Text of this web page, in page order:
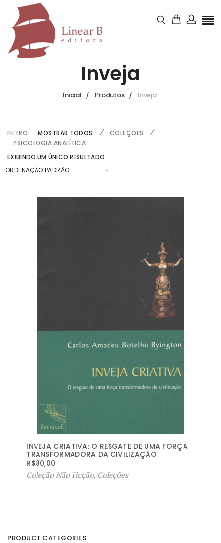
Inveja
Inicial Produtos Inveja
FILTRO: MOSTRAR TODOS
COLEÇÕES
PSICOLOGIA ANALÍTICA
EXIBINDO UM ÚNICO RESULTADO
INVEJA CRIATIVA: O RESGATE DE UMA FORÇA
TRANSFORMADORA DA CIVILIZAÇÃO
R$80,00
Coleção Não Ficção, Coleções
PRODUCT CATEGORIES